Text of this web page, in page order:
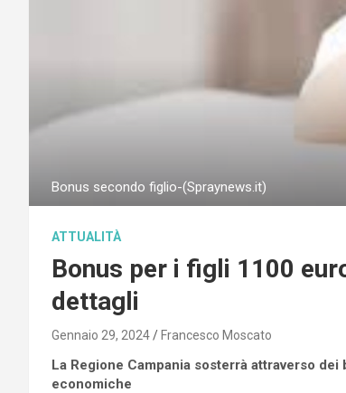
Bonus secondo figlio-(Spraynews.it)
ATTUALITÀ
Bonus per i figli 1100
dettagli
Gennaio 29, 2024 Francesco Moscato
La Regione Campania sosterrà attraverso
economiche